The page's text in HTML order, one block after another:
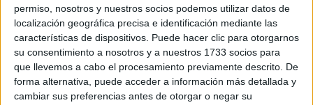
permiso, nosotros y nuestros socios podemos utilizar datos de
localización geográfica precisa e identificación mediante las
características de dispositivos. Puede hacer clic para otorgarnos
su consentimiento a nosotros y a nuestros 1733 socios para
que llevemos a cabo el procesamiento previamente descrito. De
forma alternativa, puede acceder a información más detallada y
cambiar sus preferencias antes de otorgar o negar su
“Aquí la gente está muriendo de hambre en sus propias
casas. Familias enteras están viviendo en la calle, sin
recursos ni apoyo”, exponen en directos recogidos por los
medios de comunicación marroquíes.